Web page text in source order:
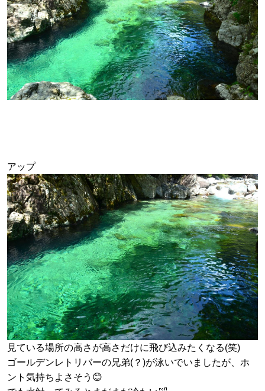
アップ
見ている場所の高さが高さだけに飛び込みたくなる(笑)
ゴールデンレトリバーの兄弟(？)が泳いでいましたが、ホ
ント気持ちよさそう😊